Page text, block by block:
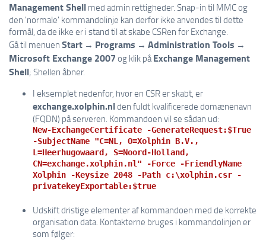
Management Shell med admin rettigheder. Snap-in til MMC og
den 'normale' kommandolinje kan derfor ikke anvendes til dette
formål, da de ikke er i stand til at skabe CSRen for Exchange.
Gå til menuen Start → Programs → Administration Tools →
Microsoft Exchange 2007 og klik på Exchange Management
Shell; Shellen åbner.
I eksemplet nedenfor, hvor en CSR er skabt, er
exchange.xolphin.nlden fuldt kvalificerede domænenavn
(FQDN) på serveren. Kommandoen vil se sådan ud:
New-ExchangeCertificate -GenerateRequest:$True
-SubjectName "C=NL, O=Xolphin B.V.,
L=Heerhugowaard, S=Noord-Holland,
CN=exchange.xolphin.nl" -Force -FriendlyName
Xolphin -Keysize 2048 -Path c:\xolphin.csr -
privatekeyExportable:$true
Udskift dristige elementer af kommandoen med de korrekte
organisation data. Kontakterne bruges i kommandolinjen er
som følger: